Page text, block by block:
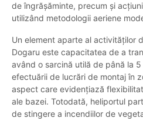
de îngrășăminte, precum și
utilizând metodologii aeriene
Un element aparte al activităților
Dogaru este capacitatea de a
având o sarcină utilă de până la
efectuării de lucrări de montaj în
aspect care evidențiază
ale bazei. Totodată, heliportul
de stingere a incendiilor de